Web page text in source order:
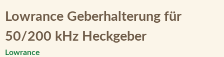
Lowrance Geberhalterung für
50/200 kHz Heckgeber
Lowrance